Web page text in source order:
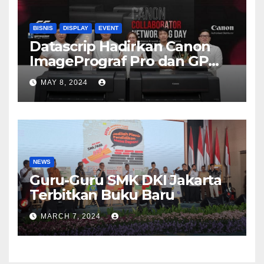
BISNIS DISPLAY EVENT
Datascrip Hadirkan Canon
ImagePrograf Pro dan GP
Series
MAY 8, 2024
NEWS
Guru-Guru SMK DKI Jakarta
Terbitkan Buku Baru
MARCH 7, 2024